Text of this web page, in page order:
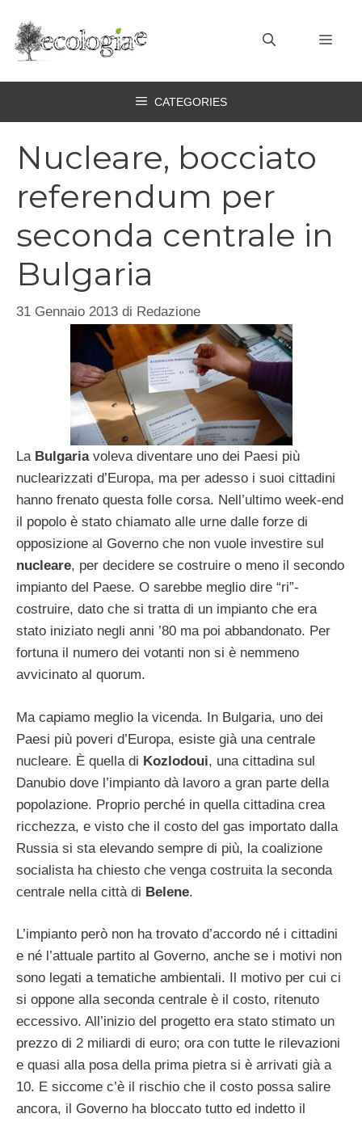
contenuto
CATEGORIES
Nucleare, bocciato
referendum per
seconda centrale in
Bulgaria
31 Gennaio 2013 di Redazione
La Bulgariavoleva diventare uno dei Paesi più
nuclearizzati d’Europa, ma per adesso i suoi cittadini
hanno frenato questa folle corsa. Nell’ultimo week-end
il popolo è stato chiamato alle urne dalle forze di
opposizione al Governo che non vuole investire sul
nucleare, per decidere se costruire o meno il secondo
impianto del Paese. O sarebbe meglio dire “ri”-
costruire, dato che si tratta di un impianto che era
stato iniziato negli anni ’80 ma poi abbandonato. Per
fortuna il numero dei votanti non si è nemmeno
avvicinato al quorum.
Ma capiamo meglio la vicenda. In Bulgaria, uno dei
Paesi più poveri d’Europa, esiste già una centrale
nucleare. È quella di Kozlodoui, una cittadina sul
Danubio dove l’impianto dà lavoro a gran parte della
popolazione. Proprio perché in quella cittadina crea
ricchezza, e visto che il costo del gas importato dalla
Russia si sta elevando sempre di più, la coalizione
socialista ha chiesto che venga costruita la seconda
centrale nella città di Belene.
L’impianto però non ha trovato d’accordo né i cittadini
e né l’attuale partito al Governo, anche se i motivi non
sono legati a tematiche ambientali. Il motivo per cui ci
si oppone alla seconda centrale è il costo, ritenuto
eccessivo. All’inizio del progetto era stato stimato un
prezzo di 2 miliardi di euro; ora con tutte le rilevazioni
e quasi alla posa della prima pietra si è arrivati già a
10. E siccome c’è il rischio che il costo possa salire
ancora, il Governo ha bloccato tutto ed indetto il